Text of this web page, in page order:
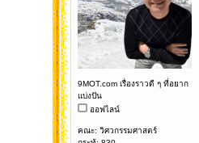
9MOT.com เรื่องราวดี ๆ ที่อยาก
แบ่งปัน
ออฟไลน์
คณะ: วิศวกรรมศาสตร์